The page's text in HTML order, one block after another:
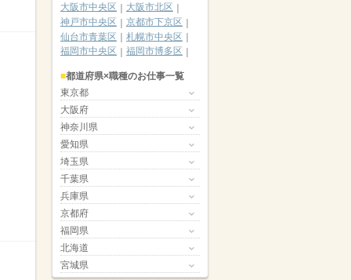
大阪市中央区
大阪市北区
神戸市中央区
京都市下京区
仙台市青葉区
札幌市中央区
福岡市中央区
福岡市博多区
都道府県×職種のお仕事一覧
東京都
大阪府
神奈川県
愛知県
埼玉県
千葉県
兵庫県
京都府
福岡県
北海道
宮城県